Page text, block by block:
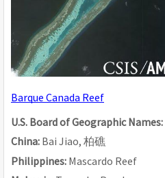
Barque Canada Reef
U.S. Board of Geographic Names:
China: Bai Jiao, 柏礁
Philippines: Mascardo Reef